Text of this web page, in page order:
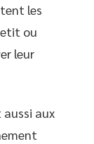
les
ou
leur
aux